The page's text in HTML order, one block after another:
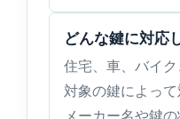
どんな鍵に対応
住宅、車、バイク
対象の鍵によって